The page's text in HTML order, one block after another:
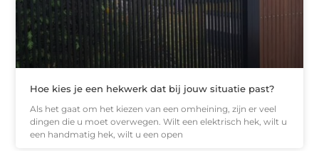
Hoe kies je een hekwerk dat bij jouw situatie past?
Als het gaat om het kiezen van een omheining, zijn er veel
dingen die u moet overwegen. Wilt een elektrisch hek, wilt u
een handmatig hek, wilt u een open